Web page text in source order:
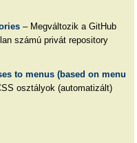
– Megváltozik a GitHub
számú privát repository
to menus (based on menu
osztályok (automatizált)